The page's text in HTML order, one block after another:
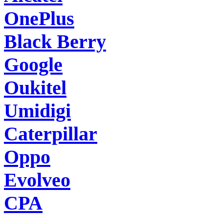
OnePlus
Black Berry
Google
Oukitel
Umidigi
Caterpillar
Oppo
Evolveo
CPA